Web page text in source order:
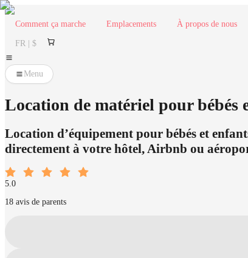
Comment ça marche Emplacements À propos de nous
FR | $
Menu
Location de matériel pour bébés
Location d’équipement pour bébés et
directement à votre hôtel, Airbnb ou
5.0
18 avis de parents